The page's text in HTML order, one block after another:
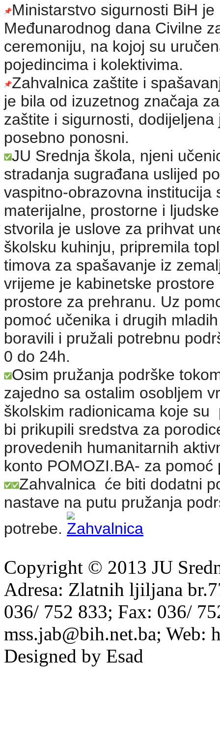
Ministarstvo sigurnosti BiH
Međunarodnog dana Civilne
ceremoniju, na kojoj su
pojedincima i kolektivima.
Zahvalnica zaštite i
je bila od izuzetnog značaja
zaštite i sigurnosti,
posebno ponosni.
JU Srednja škola, njeni
stradanja sugrađana uslijed
vaspitno-obrazovna institucija
materijalne, prostorne i
stvorila je uslove za prihvat
školsku kuhinju, pripremila
timova za spašavanje iz
vrijeme je kabinetske
prostore za prehranu. Uz
pomoć učenika i drugih
boravili i pružali potrebnu
0 do 24h.
Osim pružanja podrške
zajedno sa ostalim osobljem
školskim radionicama koje
bi prikupili sredstva za
provedenih humanitarnih
konto POMOZI.BA- za
Zahvalnica će biti dodatni
nastave na putu pružanja
potrebe.
Copyright © 2013 JU
Adresa: Zlatnih ljiljana
036/ 752 833; Fax: 036/
mss.jab@bih.net.ba; Web:
Designed by Esad